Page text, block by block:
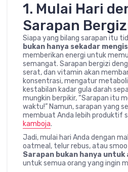
1. Mulai Hari
Sarapan
Siapa yang bilang sarapan itu
bukan hanya sekadar
memberikan energi untuk
semangat. Sarapan bergizi
serat, dan vitamin akan
konsentrasi, mengatur
kestabilan kadar gula darah
mungkin berpikir, “Sarapan itu
waktu!” Namun, sarapan yang
membuat Anda lebih produktif
kamboja.
Jadi, mulai hari Anda dengan
oatmeal, telur rebus, atau
Sarapan bukan hanya untuk
untuk semua orang yang ingin